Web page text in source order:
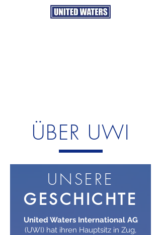
ÜBER UWI
United Waters International AG
(UWI) hat ihren Hauptsitz in Zug,
UNSERE
GESCHICHTE